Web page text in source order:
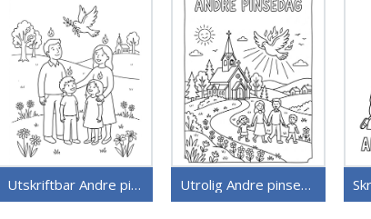
Utskriftbar Andre pinsedag uten kostnad Utrolig Andre pinsedag